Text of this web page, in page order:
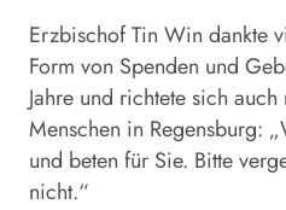
Erzbischof Tin Win dankte
Form von Spenden und
Jahre und richtete sich
Menschen in Regensburg:
und beten für Sie. Bitte
nicht.“